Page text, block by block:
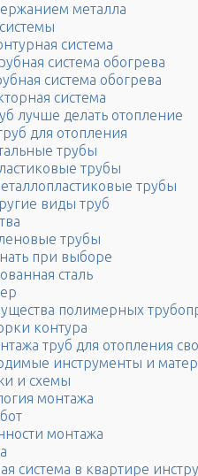
металла
система
система обогрева
система обогрева
система
лучше делать отопление
для отопления
трубы
трубы
трубы
виды труб
трубы
при выборе
сталь
полимерных
контура
труб для отопления
инструменты и
и схемы
монтажа
монтажа
система в квартире